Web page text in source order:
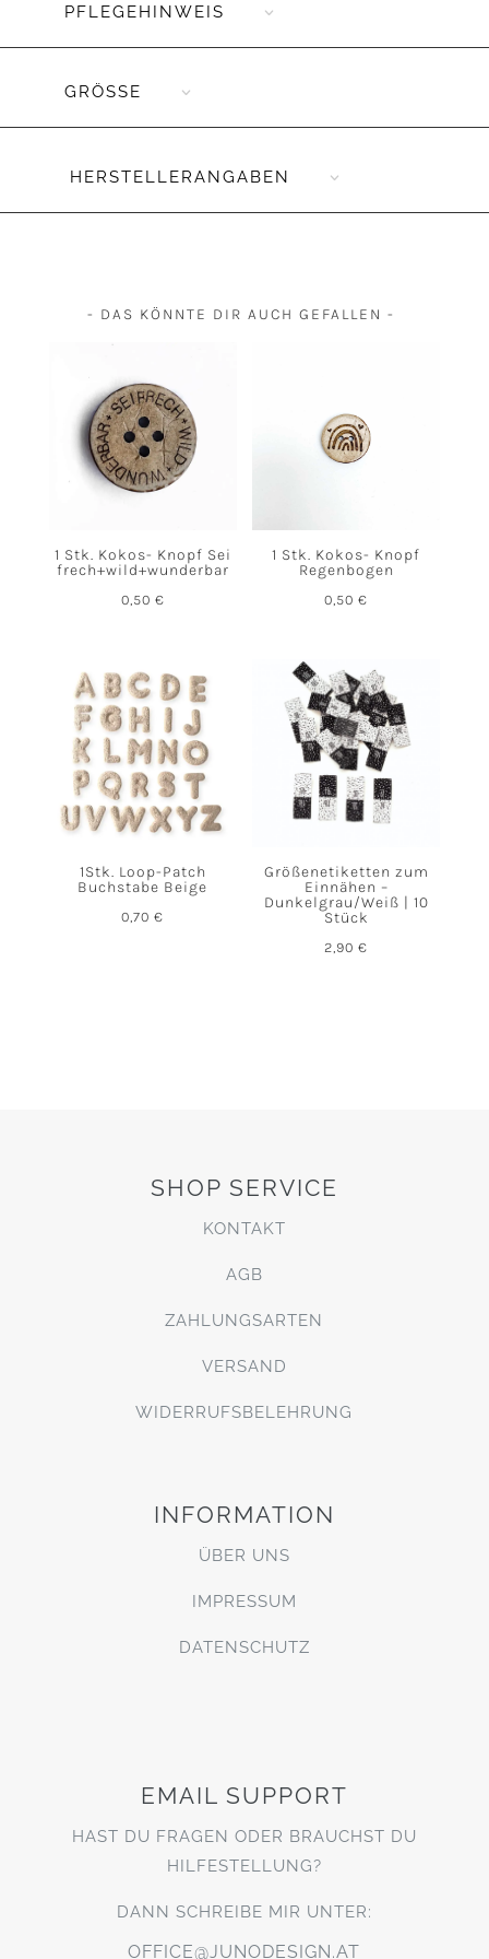
PFLEGEHINWEIS
GRÖSSE
HERSTELLERANGABEN
- DAS KÖNNTE DIR AUCH GEFALLEN -
1 Stk. Kokos- Knopf Sei
frech+wild+wunderbar
0,50 €
1 Stk. Kokos- Knopf
Regenbogen
0,50€
1Stk. Loop-Patch
Buchstabe Beige
0,70€
Größenetiketten zum
Einnähen –
Dunkelgrau/Weiß | 10
Stück
2,90€
SHOP SERVICE
KONTAKT
AGB
ZAHLUNGSARTEN
VERSAND
WIDERRUFSBELEHRUNG
INFORMATION
ÜBER UNS
IMPRESSUM
DATENSCHUTZ
EMAIL SUPPORT
HAST DU FRAGEN ODER BRAUCHST DU
HILFESTELLUNG?
DANN SCHREIBE MIR UNTER:
OFFICE@JUNODESIGN.AT